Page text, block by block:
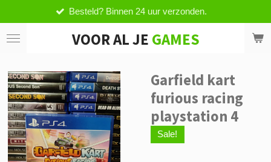
direct
naar
VOOR AL JE GAMES
Binnen 24 uur verzonden.
Garfield kart
furious racing
playstation 4
Sale!